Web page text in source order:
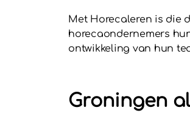
Met Horecaleren is die
horecaondernemers
ontwikkeling van hun
Groningen